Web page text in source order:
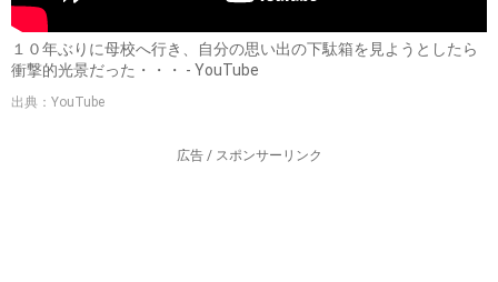
１０年ぶりに母校へ行き、自分の思い出の下駄箱を見ようとしたら
衝撃的光景だった・・・ - YouTube
出典：YouTube
広告 / スポンサーリンク